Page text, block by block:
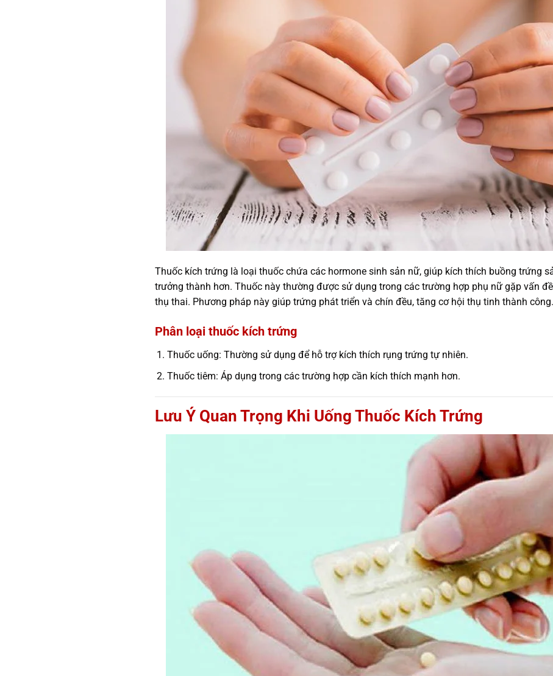
Thuốc kích trứng là loại thuốc chứa các hormone sinh sản nữ, giúp kích thích buồng trứng
trưởng thành hơn. Thuốc này thường được sử dụng trong các trường hợp phụ nữ gặp vấn
thụ thai. Phương pháp này giúp trứng phát triển và chín đều, tăng cơ hội thụ tinh thành công.
Phân loại thuốc kích trứng
Thuốc uống: Thường sử dụng để hỗ trợ kích thích rụng trứng tự nhiên.
Thuốc tiêm: Áp dụng trong các trường hợp cần kích thích mạnh hơn.
Lưu Ý Quan Trọng Khi Uống Thuốc Kích Trứng